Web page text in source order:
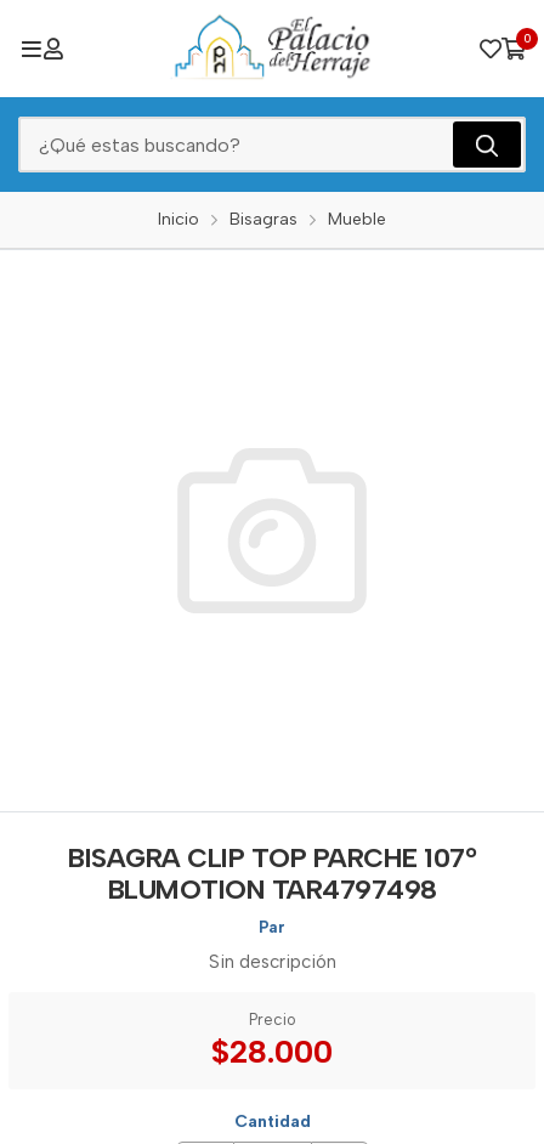
0
Inicio Bisagras Mueble
BISAGRA CLIP TOP PARCHE 107°
BLUMOTION TAR4797498
Par
Sin descripción
Precio
$28.000
Cantidad